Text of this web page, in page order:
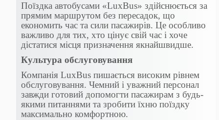
Поїздка автобусами «LuxBus» здійснюється за
прямим маршрутом без пересадок, що
економить час та сили пасажирів. Це особливо
важливо для тих, хто цінує свій час і хоче
дістатися місця призначення якнайшвидше.
Культура обслуговування
Компанія LuxBus пишається високим рівнем
обслуговування. Чемний і уважний персонал
завжди готовий допомогти пасажирам з будь-
якими питаннями та зробити їхню поїздку
максимально комфортною.